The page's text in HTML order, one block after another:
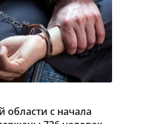
области с начала